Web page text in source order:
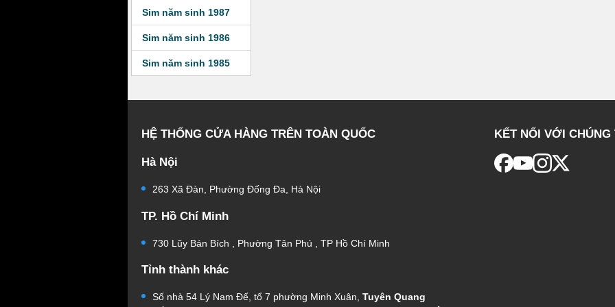
Sim năm sinh 1987
Sim năm sinh 1986
Sim năm sinh 1985
HỆ THỐNG CỬA HÀNG TRÊN TOÀN QUỐC
Hà Nội
263 Xã Đàn, Phường Đống Đa, Hà Nội
TP. Hồ Chí Minh
730 Lũy Bán Bích , Phường Tân Phú , TP Hồ Chí Minh
Tỉnh thành khác
Số nhà 54 Lý Nam Đế, tổ 7 phường Minh Xuân, Tuyên Quang
KẾT NỐI VỚI CHÚNG